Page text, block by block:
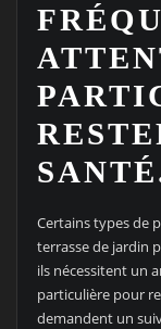
Certains types de
terrasse de jardin
ils nécessitent un
particulière pour
demandent un